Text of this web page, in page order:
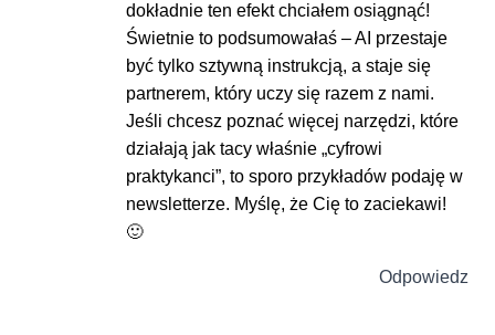
dokładnie ten efekt chciałem osiągnąć!
Świetnie to podsumowałaś – AI przestaje
być tylko sztywną instrukcją, a staje się
partnerem, który uczy się razem z nami.
Jeśli chcesz poznać więcej narzędzi, które
działają jak tacy właśnie „cyfrowi
praktykanci”, to sporo przykładów podaję w
newsletterze. Myślę, że Cię to zaciekawi!
🙂
Odpowiedz